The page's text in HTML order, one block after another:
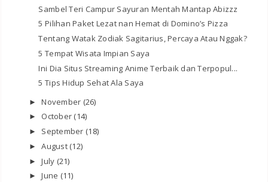
Sambel Teri Campur Sayuran Mentah Mantap Abizzz
5 Pilihan Paket Lezat nan Hemat di Domino’s Pizza
Tentang Watak Zodiak Sagitarius, Percaya Atau Nggak?
5 Tempat Wisata Impian Saya
Ini Dia Situs Streaming Anime Terbaik dan Terpopul...
5 Tips Hidup Sehat Ala Saya
►November (26)
► October (14)
► September (18)
►August (12)
►July (21)
►June (11)